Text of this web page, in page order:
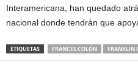
Interamericana, han quedado
nacional donde tendrán que
ETIQUETAS FRANCES COLÓN FRANKLIN